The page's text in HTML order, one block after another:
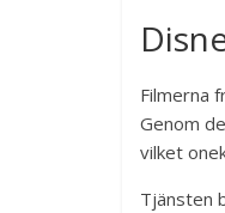
Filmerna
Genom
vilket
Tjänsten